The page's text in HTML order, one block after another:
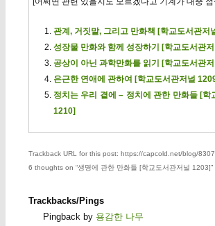
관계, 거짓말, 그리고 만화책 [학교도서관저
성장물 만화와 함께 성장하기 [학교도서관
공상이 아닌 과학만화를 읽기 [학교도서관
은근한 연애에 관하여 [학교도서관저널
정치는 우리 곁에 – 정치에 관한 만화들 [학
1210]
Trackback URL for this post: https://capcold.net/blog/
6 thoughts on “생명에 관한 만화들 [학교도서관저널 1203]”
Trackbacks/Pings
Pingback by 용감한 나무